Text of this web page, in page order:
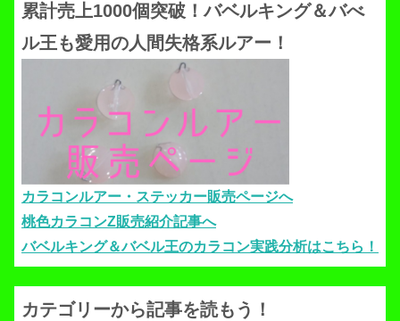
累計売上1000個突破！バベルキング＆バべ
ル王も愛用の人間失格系ルアー！
カラコンルアー・ステッカー販売ページへ
桃色カラコンZ販売紹介記事へ
バベルキング＆バベル王のカラコン実践分析はこちら！
カテゴリーから記事を読もう！